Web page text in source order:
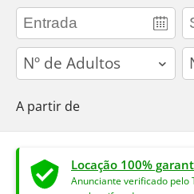
adults
A partir de
Locação 100%
Anunciante verificado pelo